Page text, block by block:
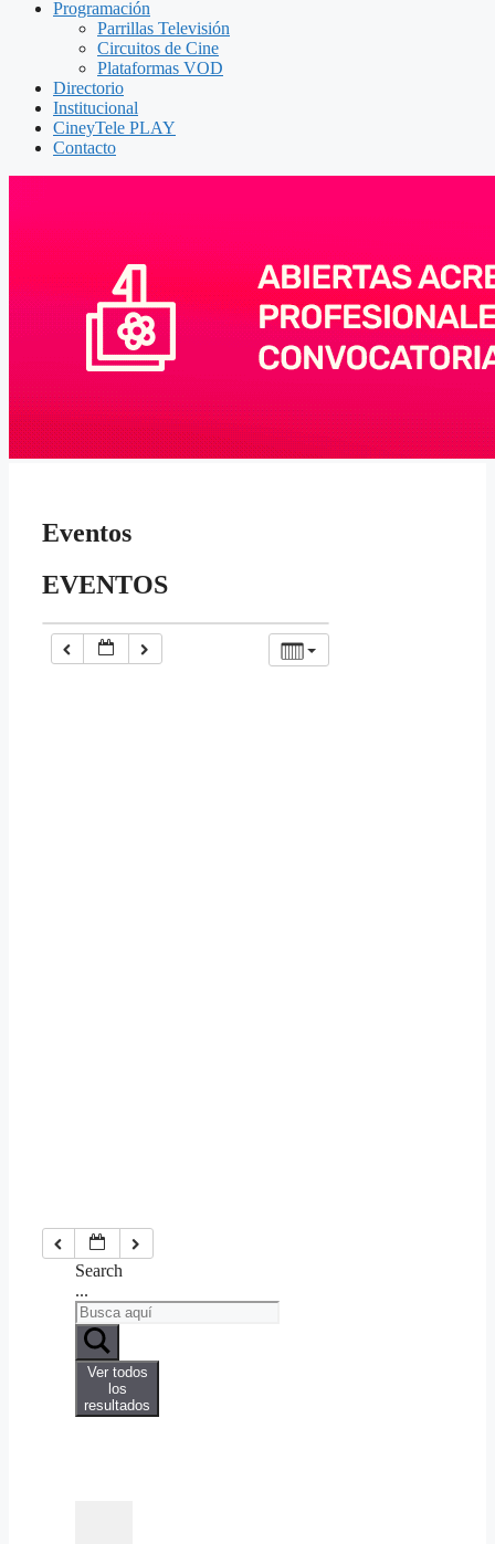
Programación
Parrillas Televisión
Circuitos de Cine
Plataformas VOD
Directorio
Institucional
CineyTele PLAY
Contacto
Eventos
EVENTOS
Search
...
Ver todos
los
resultados